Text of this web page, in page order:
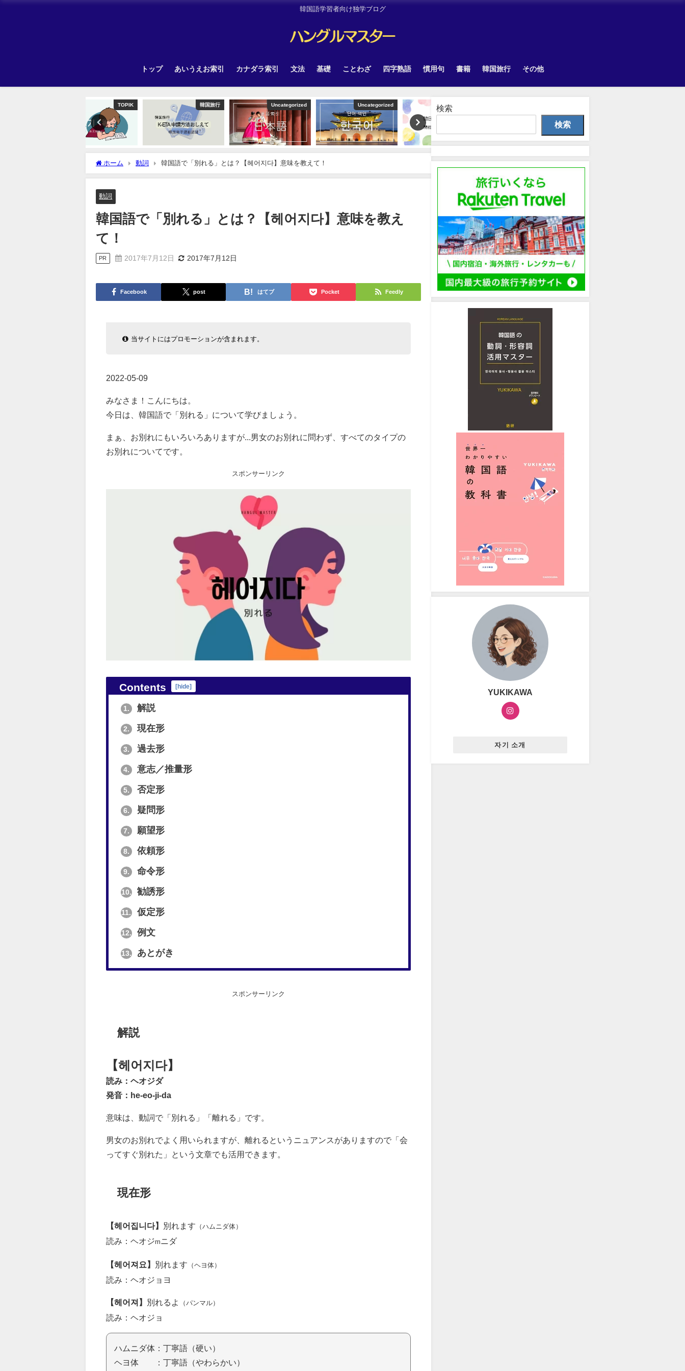
韓国語学習者向け独学ブログ
トップ あいうえお索引 カナダラ索引 文法 基礎 ことわざ 四字熟語 慣用句 書籍 韓国旅行 その他
Uncategorized Uncategorized Other
ホーム 動詞 韓国語で「別れる」とは？【헤어지다】意味を教えて！
動詞
韓国語で「別れる」とは？【헤어지다】意味を教え
て！
PR 2017年7月12日 2017年7月12日
Facebook post はてブ Pocket Feedly
当サイトにはプロモーションが含まれます。
2022-05-09
みなさま！こんにちは。
今日は、韓国語で「別れる」について学びましょう。
まぁ、お別れにもいろいろありますが...男女のお別れに問わず、すべてのタイプの
お別れについてです。
スポンサーリンク
Contents [hide]
1. 解説
2. 現在形
3. 過去形
4. 意志／推量形
5. 否定形
6. 疑問形
7. 願望形
8. 依頼形
9. 命令形
10. 勧誘形
11. 仮定形
12. 例文
13. あとがき
スポンサーリンク
解説
【헤어지다】
読み：ヘオジダ
発音：he-eo-ji-da
意味は、動詞で「別れる」「離れる」です。
男女のお別れでよく用いられますが、離れるというニュアンスがありますので「会
ってすぐ別れた」という文章でも活用できます。
現在形
【헤어집니다】 別れます （ハムニダ体）
読み：ヘオジm ニダ
【헤어져요】 別れます （ヘヨ体）
読み：ヘオジョヨ
【헤어져】 別れるよ （パンマル）
読み：ヘオジョ
ハムニダ体：丁寧語（硬い）
ヘヨ体 ：丁寧語（やわらかい）
検索
検索
YUKIKAWA
자기 소개